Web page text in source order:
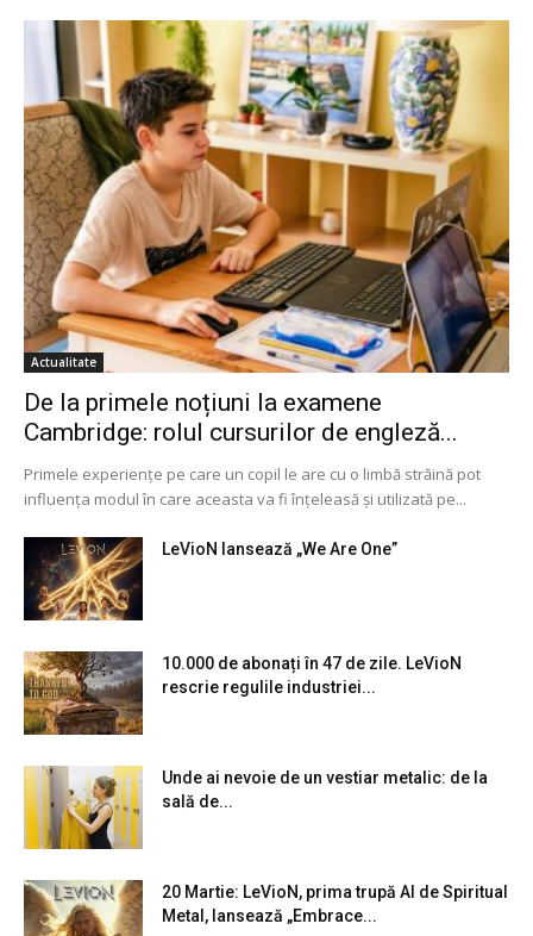
Actualitate
De la primele noțiuni la examene
Cambridge: rolul cursurilor de engleză...
Primele experiențe pe care un copil le are cu o limbă străină pot
influența modul în care aceasta va fi înțeleasă și utilizată pe...
LeVioN lansează „We Are One”
10.000 de abonați în 47 de zile. LeVioN
rescrie regulile industriei...
Unde ai nevoie de un vestiar metalic: de la
sală de...
20 Martie: LeVioN, prima trupă AI de Spiritual
Metal, lansează „Embrace...